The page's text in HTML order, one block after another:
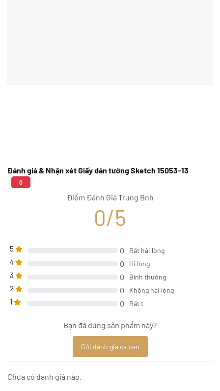
Đánh giá & Nhận xét Giấy dán tường Sketch 15053-13
0
Điểm Đánh Giá Trung Bnh
0/5
5 0 Rất hài lòng
4 0 Hi lòng
3 0 Bình thường
2 0 Không hài lòng
1 0 Rất t
Bạn đã dùng sản phẩm này?
Gửi đánh giá ca bạn
Chưa có đánh giá nào.